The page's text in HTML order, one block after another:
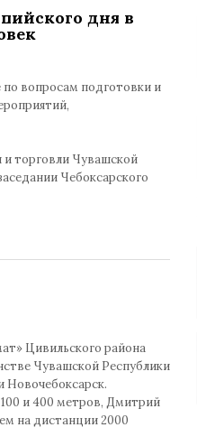
дня в
вопросам подготовки и
торговли Чувашской
Чебоксарского
Цивильского района
Чувашской Республики
Новочебоксарск.
и 400 метров, Дмитрий
на дистанции 2000